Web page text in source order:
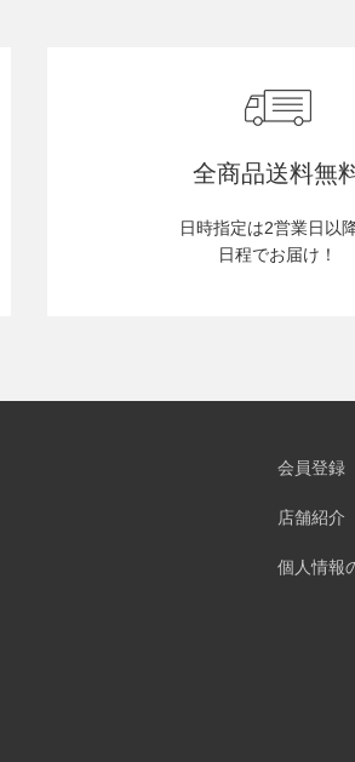
全商品送料無
日時指定は2営業日以
日程でお届け！
会員登録
店舗紹介
個人情報